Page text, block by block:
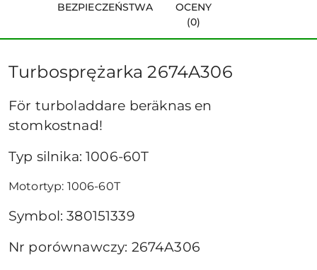
BEZPIECZEŃSTWA
OCENY
(0)
Turbosprężarka 2674A306
För turboladdare beräknas en
stomkostnad!
Typ silnika: 1006-60T
Motortyp: 1006-60T
Symbol: 380151339
Nr porównawczy: 2674A306